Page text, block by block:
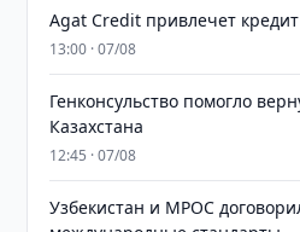
Agat Credit привлечет
13:00 · 07/08
Генконсульство помогло
Казахстана
12:45 · 07/08
Узбекистан и MPOC